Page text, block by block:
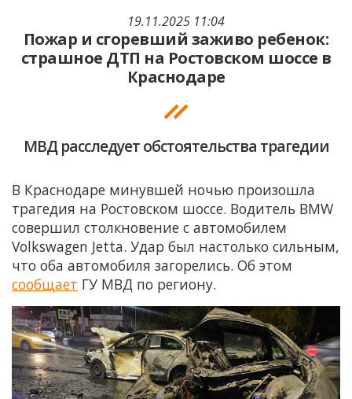
19.11.2025 11:04
Пожар и сгоревший заживо ребенок:
страшное ДТП на Ростовском шоссе в
Краснодаре
МВД расследует обстоятельства трагедии
В Краснодаре минувшей ночью произошла
трагедия на Ростовском шоссе. Водитель BMW
совершил столкновение с автомобилем
Volkswagen Jetta. Удар был настолько сильным,
что оба автомобиля загорелись. Об этом
сообщает ГУ МВД по региону.